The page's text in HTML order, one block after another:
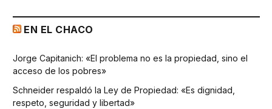
EN EL CHACO
Jorge Capitanich: «El problema no es la propiedad, sino el
acceso de los pobres»
Schneider respaldó la Ley de Propiedad: «Es dignidad,
respeto, seguridad y libertad»